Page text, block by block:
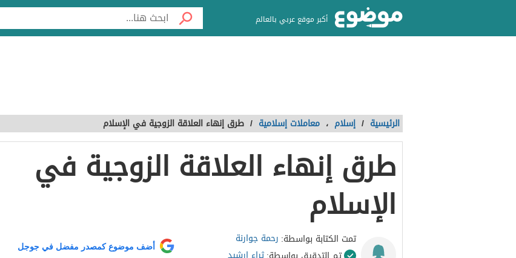
أكبر موقع عربي بالعالم
الرئيسية / إسلام ، معاملات إسلامية / طرق إنهاء العلاقة الزوجية في الإسلام
طرق إنهاء العلاقة الزوجية في
الإسلام
تمت الكتابة بواسطة: رحمة جوارنة
أضف موضوع كمصدر مفضل في جوجل